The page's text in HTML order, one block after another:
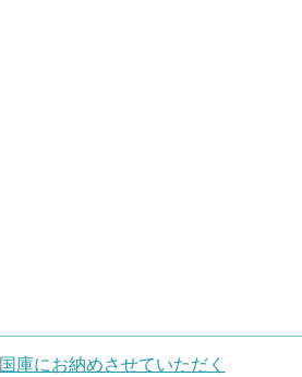
国庫にお納めさせていただく